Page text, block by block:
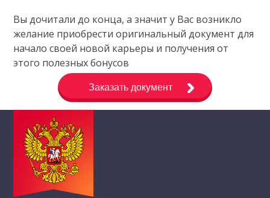
Вы дочитали до конца, а значит у Вас возникло
желание приобрести оригинальный документ для
начало своей новой карьеры и получения от
этого полезных бонусов
Заказать документ